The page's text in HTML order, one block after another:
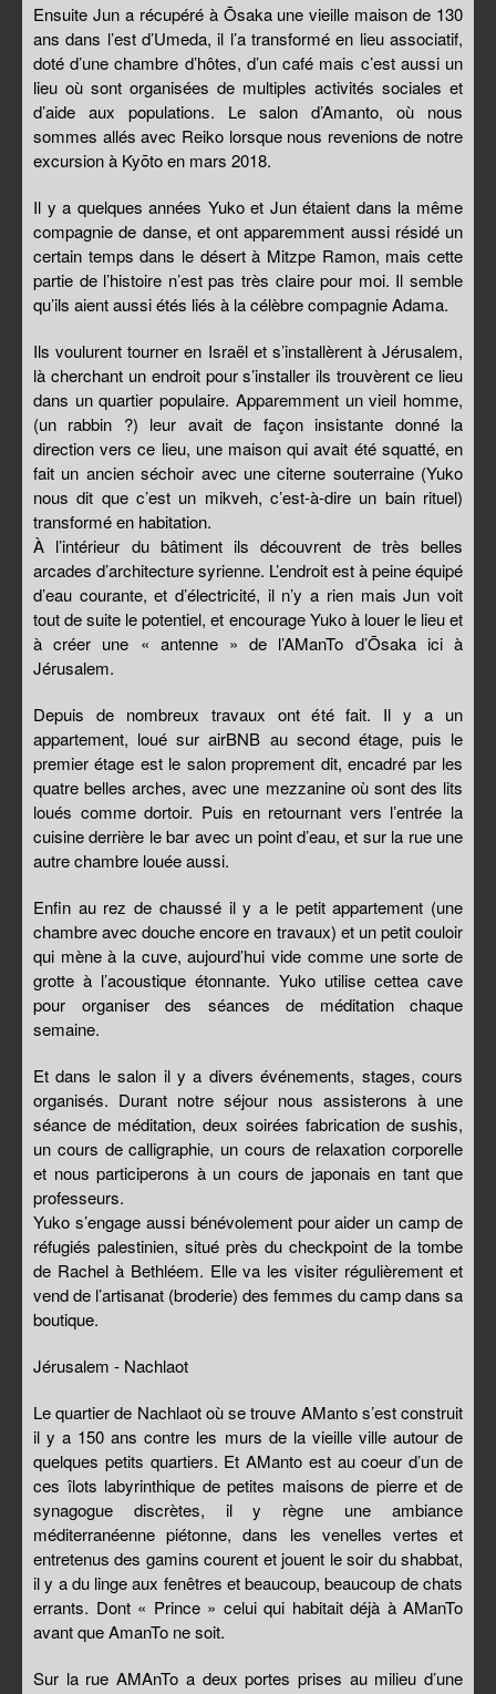
Ensuite Jun a récupéré à Ōsaka une vieille maison de 130
ans dans l’est d’Umeda, il l’a transformé en lieu associatif,
doté d’une chambre d’hôtes, d’un café mais c’est aussi un
lieu où sont organisées de multiples activités sociales et
d’aide aux populations. Le salon d’Amanto, où nous
sommes allés avec Reiko lorsque nous revenions de notre
excursion à Kyōto en mars 2018.
Il y a quelques années Yuko et Jun étaient dans la même
compagnie de danse, et ont apparemment aussi résidé un
certain temps dans le désert à Mitzpe Ramon, mais cette
partie de l’histoire n’est pas très claire pour moi. Il semble
qu’ils aient aussi étés liés à la célèbre compagnie Adama.
Ils voulurent tourner en Israël et s’installèrent à Jérusalem,
là cherchant un endroit pour s’installer ils trouvèrent ce lieu
dans un quartier populaire. Apparemment un vieil homme,
(un rabbin ?) leur avait de façon insistante donné la
direction vers ce lieu, une maison qui avait été squatté, en
fait un ancien séchoir avec une citerne souterraine (Yuko
nous dit que c’est un mikveh, c’est-à-dire un bain rituel)
transformé en habitation.
À l’intérieur du bâtiment ils découvrent de très belles
arcades d’architecture syrienne. L’endroit est à peine équipé
d’eau courante, et d’électricité, il n’y a rien mais Jun voit
tout de suite le potentiel, et encourage Yuko à louer le lieu et
à créer une « antenne » de l’AManTo d’Ōsaka ici à
Jérusalem.
Depuis de nombreux travaux ont été fait. Il y a un
appartement, loué sur airBNB au second étage, puis le
premier étage est le salon proprement dit, encadré par les
quatre belles arches, avec une mezzanine où sont des lits
loués comme dortoir. Puis en retournant vers l’entrée la
cuisine derrière le bar avec un point d’eau, et sur la rue une
autre chambre louée aussi.
Enfin au rez de chaussé il y a le petit appartement (une
chambre avec douche encore en travaux) et un petit couloir
qui mène à la cuve, aujourd’hui vide comme une sorte de
grotte à l’acoustique étonnante. Yuko utilise cettea cave
pour organiser des séances de méditation chaque
semaine.
Et dans le salon il y a divers événements, stages, cours
organisés. Durant notre séjour nous assisterons à une
séance de méditation, deux soirées fabrication de sushis,
un cours de calligraphie, un cours de relaxation corporelle
et nous participerons à un cours de japonais en tant que
professeurs.
Yuko s’engage aussi bénévolement pour aider un camp de
réfugiés palestinien, situé près du checkpoint de la tombe
de Rachel à Bethléem. Elle va les visiter régulièrement et
vend de l’artisanat (broderie) des femmes du camp dans sa
boutique.
Jérusalem - Nachlaot
Le quartier de Nachlaot où se trouve AManto s’est construit
il y a 150 ans contre les murs de la vieille ville autour de
quelques petits quartiers. Et AManto est au coeur d’un de
ces îlots labyrinthique de petites maisons de pierre et de
synagogue discrètes, il y règne une ambiance
méditerranéenne piétonne, dans les venelles vertes et
entretenus des gamins courent et jouent le soir du shabbat,
il y a du linge aux fenêtres et beaucoup, beaucoup de chats
errants. Dont « Prince » celui qui habitait déjà à AManTo
avant que AmanTo ne soit.
Sur la rue AMAnTo a deux portes prises au milieu d’une